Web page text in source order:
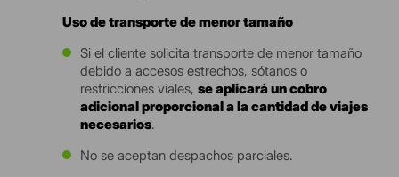
Uso de transporte de menor tamaño
Si el cliente solicita transporte de menor tamaño
debido a accesos estrechos, sótanos o
restricciones viales, se aplicará un cobro
adicional proporcional a la cantidad de viajes
necesarios.
No se aceptan despachos parciales.